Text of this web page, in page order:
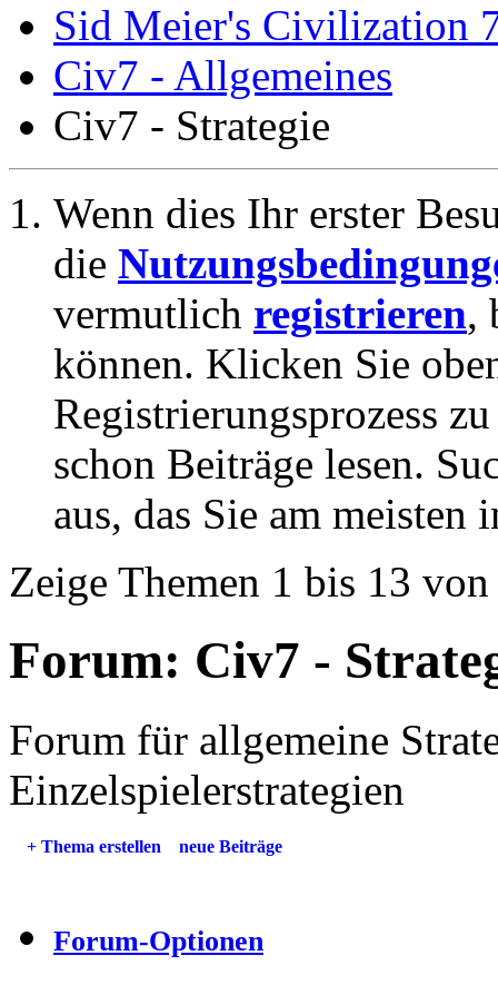
Sid Meier's Civilization
Civ7 - Allgemeines
Civ7 - Strategie
Wenn dies Ihr erster
die
vermutlich registrieren,
können. Klicken Sie
Registrierungsprozess
schon Beiträge lesen.
aus, das Sie am meisten
Zeige Themen 1 bis 13
Forum: Civ7 -
Forum für allgemeine
Einzelspielerstrategien
+ Thema erstellen neue Beiträge
Forum-Optionen